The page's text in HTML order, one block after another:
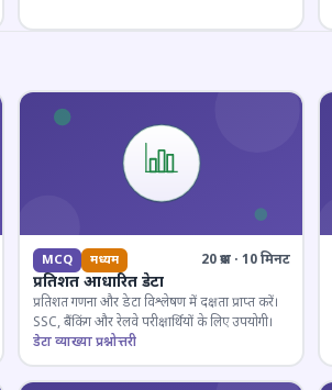
MCQ मध्यम 20 प्रश्न · 10 मिनट
प्रतिशत आधारित डेटा
प्रतिशत गणना और डेटा विश्लेषण में दक्षता प्राप्त करें।
SSC, बैंकिंग और रेलवे परीक्षार्थियों के लिए उपयोगी।
डेटा व्याख्या प्रश्नोत्तरी